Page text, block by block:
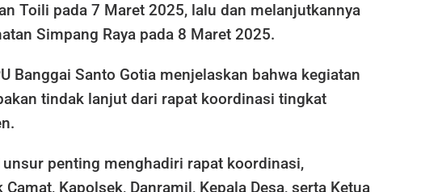
Toili pada 7 Maret 2025, lalu dan melanjutkannya
Simpang Raya pada 8 Maret 2025.
Banggai Santo Gotia menjelaskan bahwa kegiatan
tindak lanjut dari rapat koordinasi tingkat
unsur penting menghadiri rapat koordinasi,
Kapolsek, Danramil, Kepala Desa, serta Ketua